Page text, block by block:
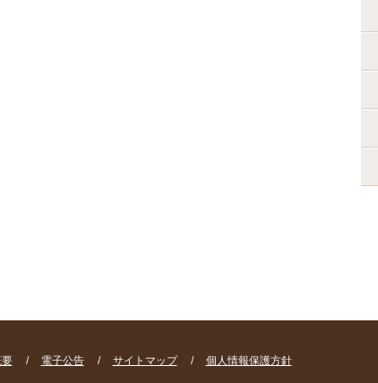
/ 電子公告 / サイトマップ / 個人情報保護方針